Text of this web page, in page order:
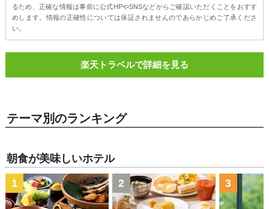
るため、正確な情報は事前に公式HPやSNSなどからご確認いただくことをおすす
めします。情報の正確性については保証されませんのであらかじめご了承くださ
い。
楽天トラベルで詳細を見る
テーマ別のランキング
朝食が美味しいホテル
1 2 3